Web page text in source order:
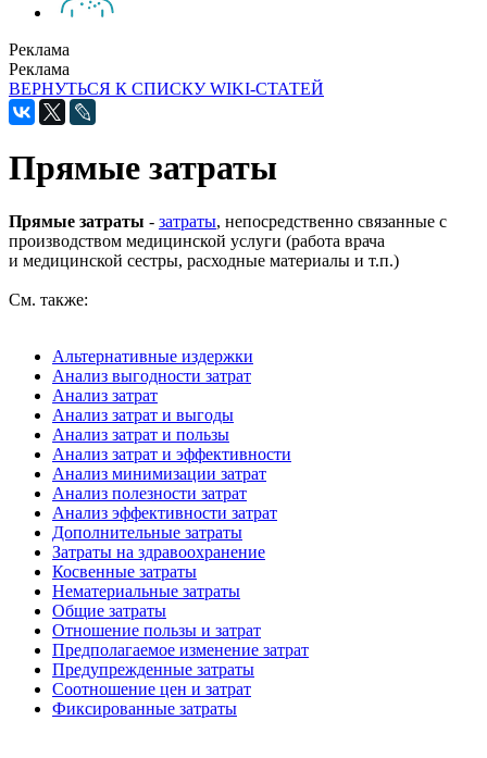
Реклама
Реклама
ВЕРНУТЬСЯ К СПИСКУ WIKI-СТАТЕЙ
Прямые затраты
Прямые затраты - затраты, непосредственно связанные с
производством медицинской услуги (работа врача
и медицинской сестры, расходные материалы и т.п.)
См. также:
Альтернативные издержки
Анализ выгодности затрат
Анализ затрат
Анализ затрат и выгоды
Анализ затрат и пользы
Анализ затрат и эффективности
Анализ минимизации затрат
Анализ полезности затрат
Анализ эффективности затрат
Дополнительные затраты
Затраты на здравоохранение
Косвенные затраты
Нематериальные затраты
Общие затраты
Отношение пользы и затрат
Предполагаемое изменение затрат
Предупрежденные затраты
Соотношение цен и затрат
Фиксированные затраты